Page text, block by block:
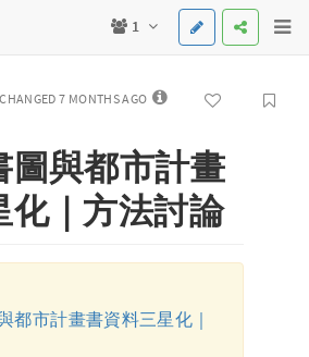
1
CHANGED 7 MONTHS AGO
圖與都市計畫
化｜方法討論
都市計畫書資料三星化｜